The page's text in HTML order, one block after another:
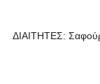
ΔΙΑΙΤΗΤΕΣ: